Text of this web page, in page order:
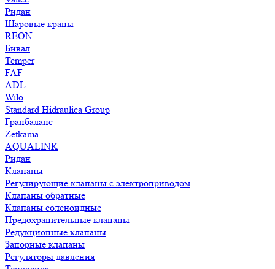
Ридан
Шаровые краны
REON
Бивал
Temper
FAF
ADL
Wilo
Standard Hidraulica Group
Гранбаланс
Zetkama
AQUALINK
Ридан
Клапаны
Регулирующие клапаны с электроприводом
Клапаны обратные
Клапаны соленоидные
Предохранительные клапаны
Редукционные клапаны
Запорные клапаны
Регуляторы давления